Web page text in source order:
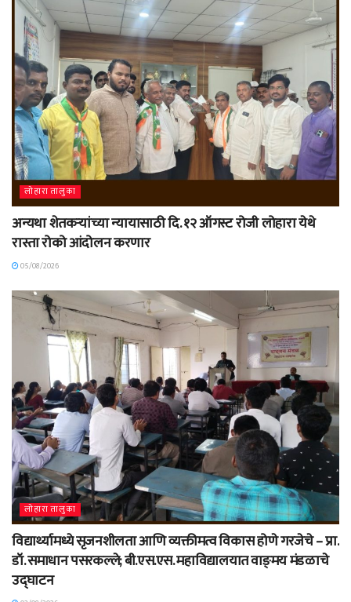
लोहारा तालुका
अन्यथा शेतकऱ्यांच्या न्यायासाठी दि. १२ ऑगस्ट रोजी लोहारा येथे
रास्ता रोको आंदोलन करणार
05/08/2026
लोहारा तालुका
विद्यार्थ्यामध्ये सृजनशीलता आणि व्यक्तीमत्व विकास होणे गरजेचे – प्रा.
डॉ. समाधान पसरकल्ले; बी.एस.एस. महाविद्यालयात वाङ्‌मय मंडळाचे
उद्घाटन